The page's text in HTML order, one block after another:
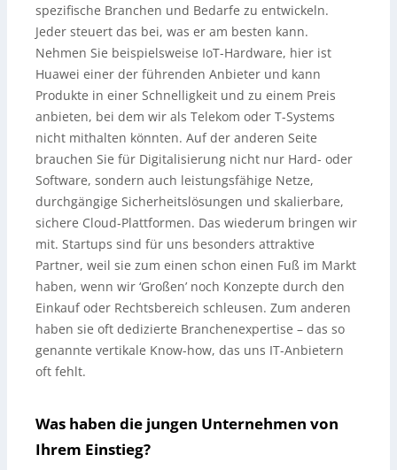
spezifische Branchen und Bedarfe zu entwickeln.
Jeder steuert das bei, was er am besten kann.
Nehmen Sie beispielsweise IoT-Hardware, hier ist
Huawei einer der führenden Anbieter und kann
Produkte in einer Schnelligkeit und zu einem Preis
anbieten, bei dem wir als Telekom oder T-Systems
nicht mithalten könnten. Auf der anderen Seite
brauchen Sie für Digitalisierung nicht nur Hard- oder
Software, sondern auch leistungsfähige Netze,
durchgängige Sicherheitslösungen und skalierbare,
sichere Cloud-Plattformen. Das wiederum bringen wir
mit. Startups sind für uns besonders attraktive
Partner, weil sie zum einen schon einen Fuß im Markt
haben, wenn wir ‘Großen’ noch Konzepte durch den
Einkauf oder Rechtsbereich schleusen. Zum anderen
haben sie oft dedizierte Branchenexpertise – das so
genannte vertikale Know-how, das uns IT-Anbietern
oft fehlt.
Was haben die jungen Unternehmen von
Ihrem Einstieg?